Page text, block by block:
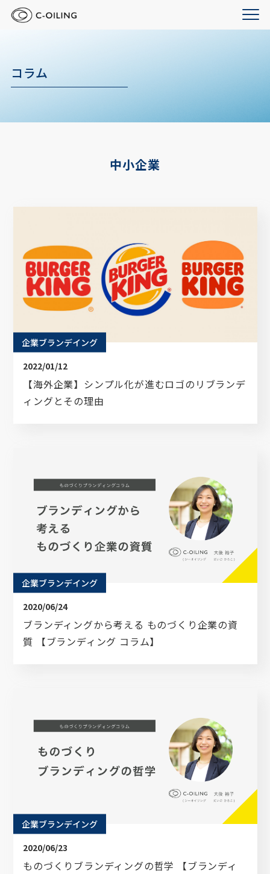
コラム
中小企業
企業ブランデイング
2022/01/12
【海外企業】シンプル化が進むロゴのリブランデ
ィングとその理由
企業ブランデイング
2020/06/24
ブランディングから考える ものづくり企業の資
質 【ブランディング コラム】
企業ブランデイング
2020/06/23
ものづくりブランディングの哲学 【ブランディ